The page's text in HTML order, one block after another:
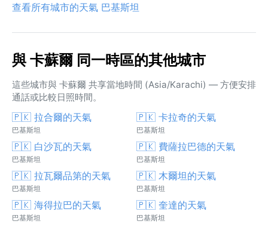
查看所有城市的天氣 巴基斯坦
與 卡蘇爾 同一時區的其他城市
這些城市與 卡蘇爾 共享當地時間 (Asia/Karachi) — 方便安排
通話或比較日照時間。
🇵🇰 拉合爾的天氣
巴基斯坦
🇵🇰 卡拉奇的天氣
巴基斯坦
🇵🇰 白沙瓦的天氣
巴基斯坦
🇵🇰 費薩拉巴德的天氣
巴基斯坦
🇵🇰 拉瓦爾品第的天氣
巴基斯坦
🇵🇰 木爾坦的天氣
巴基斯坦
🇵🇰 海得拉巴的天氣
巴基斯坦
🇵🇰 奎達的天氣
巴基斯坦